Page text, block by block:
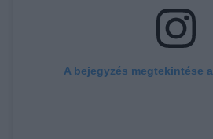
A bejegyzés megtekintése